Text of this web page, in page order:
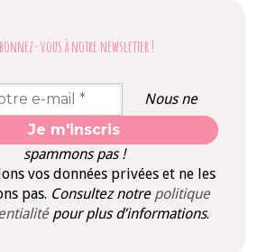
vous à notre newsletter !
Nous ne
spammons pas !
vos données privées et ne les
pas. Consultez notre politique
pour plus d’informations.